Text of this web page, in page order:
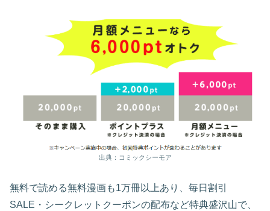
出典：コミックシーモア
無料で読める無料漫画も1万冊以上あり、毎日割引
SALE・シークレットクーポンの配布など特典盛沢山で、